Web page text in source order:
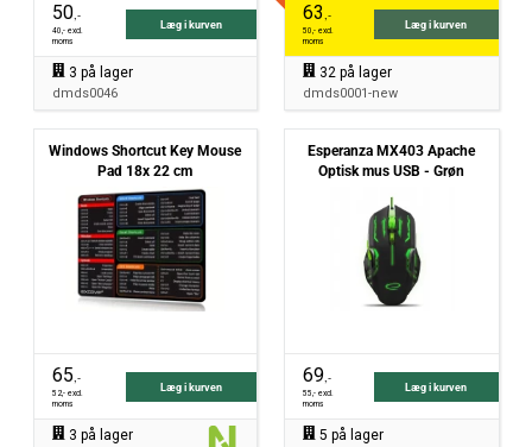
50,-
40,- excl.
moms
Læg i kurven
3 på lager
dmds0046
63,-
50,- excl.
moms
Læg i kurven
32 på lager
dmds0001-new
Windows Shortcut Key Mouse
Pad 18x 22 cm
65,-
52,- excl.
moms
Læg i kurven
3 på lager
Esperanza MX403 Apache
Optisk mus USB - Grøn
69,-
55,- excl.
moms
Læg i kurven
5 på lager